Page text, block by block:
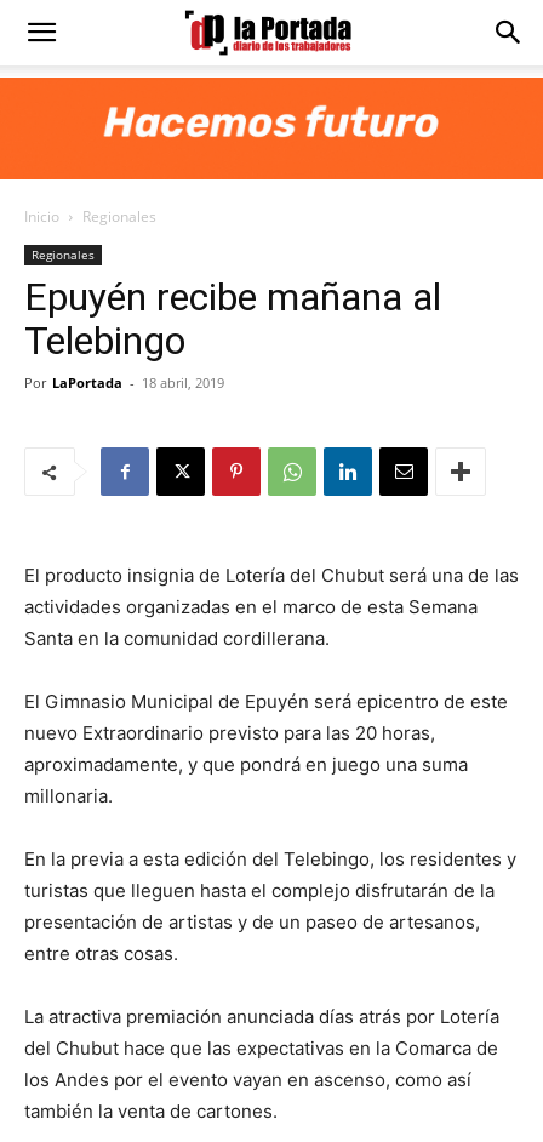
Diario
Portada
Inicio Regionales
Regionales
Epuyén recibe mañana al
Telebingo
Por LaPortada - 18 abril, 2019
El producto insignia de Lotería del Chubut será una de las
actividades organizadas en el marco de esta Semana
Santa en la comunidad cordillerana.
El Gimnasio Municipal de Epuyén será epicentro de este
nuevo Extraordinario previsto para las 20 horas,
aproximadamente, y que pondrá en juego una suma
millonaria.
En la previa a esta edición del Telebingo, los residentes y
turistas que lleguen hasta el complejo disfrutarán de la
presentación de artistas y de un paseo de artesanos,
entre otras cosas.
La atractiva premiación anunciada días atrás por Lotería
del Chubut hace que las expectativas en la Comarca de
los Andes por el evento vayan en ascenso, como así
también la venta de cartones.